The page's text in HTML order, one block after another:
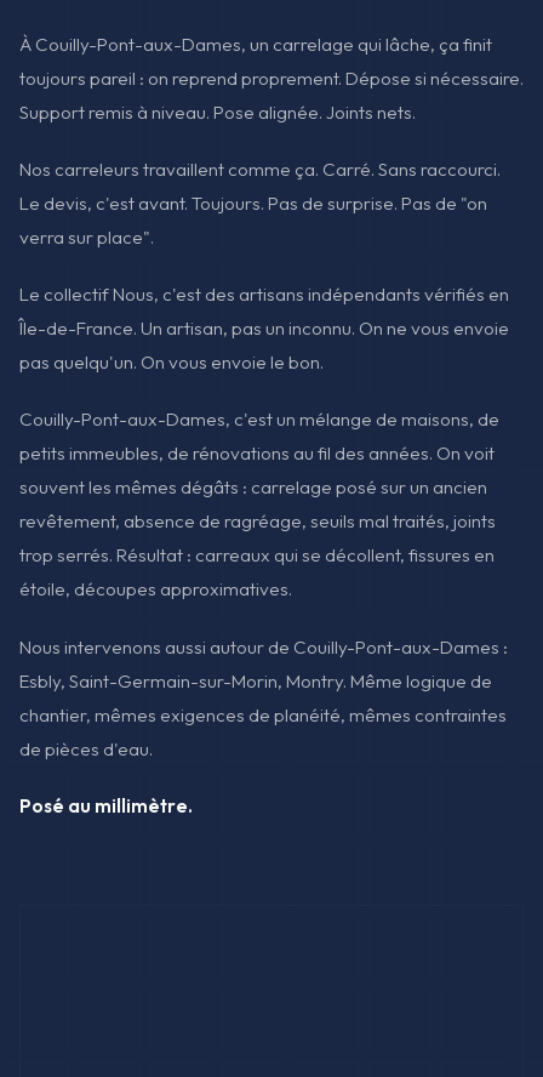
À Couilly-Pont-aux-Dames, un carrelage qui lâche, ça finit
toujours pareil : on reprend proprement. Dépose si nécessaire.
Support remis à niveau. Pose alignée. Joints nets.
Nos carreleurs travaillent comme ça. Carré. Sans raccourci.
Le devis, c'est avant. Toujours. Pas de surprise. Pas de "on
verra sur place".
Le collectif Nous, c'est des artisans indépendants vérifiés en
Île-de-France. Un artisan, pas un inconnu. On ne vous envoie
pas quelqu'un. On vous envoie le bon.
Couilly-Pont-aux-Dames, c'est un mélange de maisons, de
petits immeubles, de rénovations au fil des années. On voit
souvent les mêmes dégâts : carrelage posé sur un ancien
revêtement, absence de ragréage, seuils mal traités, joints
trop serrés. Résultat : carreaux qui se décollent, fissures en
étoile, découpes approximatives.
Nous intervenons aussi autour de Couilly-Pont-aux-Dames :
Esbly, Saint-Germain-sur-Morin, Montry. Même logique de
chantier, mêmes exigences de planéité, mêmes contraintes
de pièces d'eau.
Posé au millimètre.